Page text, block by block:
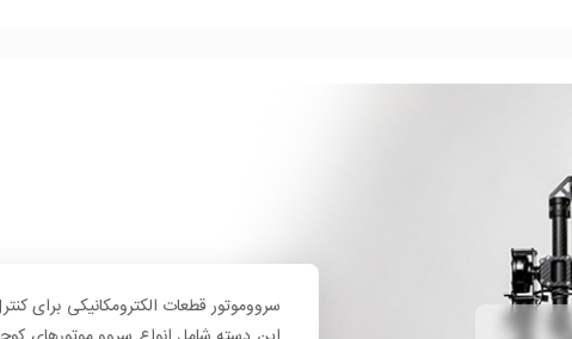
سرووموتور قطعات الکترومکانیکی برای